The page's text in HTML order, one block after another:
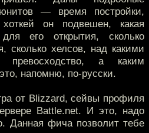
юнитов — время постройки,
он подвешен, какая
для его открытия, сколько
сколько хелсов, над какими
а каким
напомню, по-русски.
от Blizzard, сейвы профиля
Battle.net. И это, надо
Данная фича позволит тебе